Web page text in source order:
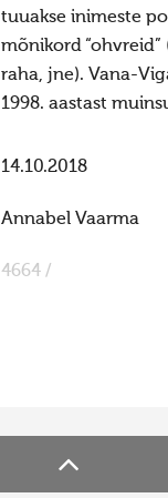
tuuakse inimeste
mõnikord “ohvreid”
raha, jne). Vana-
1998. aastast
14.10.2018
Annabel Vaarma
4664 /